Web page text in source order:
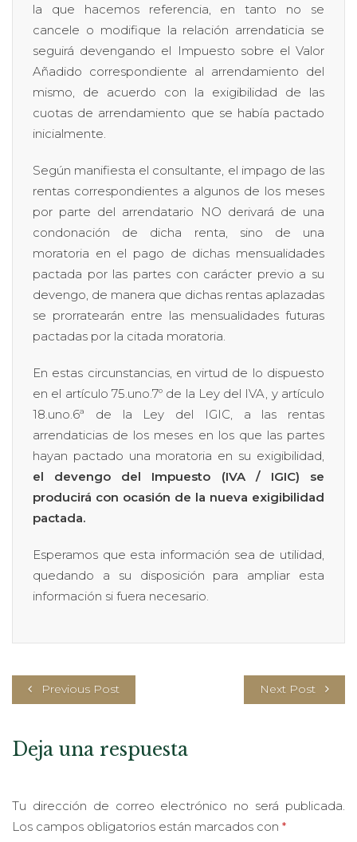
la que hacemos referencia, en tanto no se
cancele o modifique la relación arrendaticia se
seguirá devengando el Impuesto sobre el Valor
Añadido correspondiente al arrendamiento del
mismo, de acuerdo con la exigibilidad de las
cuotas de arrendamiento que se había pactado
inicialmente.
Según manifiesta el consultante, el impago de las
rentas correspondientes a algunos de los meses
por parte del arrendatario NO derivará de una
condonación de dicha renta, sino de una
moratoria en el pago de dichas mensualidades
pactada por las partes con carácter previo a su
devengo, de manera que dichas rentas aplazadas
se prorratearán entre las mensualidades futuras
pactadas por la citada moratoria.
En estas circunstancias, en virtud de lo dispuesto
en el artículo 75.uno.7º de la Ley del IVA, y artículo
18.uno.6ª de la Ley del IGIC, a las rentas
arrendaticias de los meses en los que las partes
hayan pactado una moratoria en su exigibilidad,
el devengo del Impuesto (IVA / IGIC) se
producirá con ocasión de la nueva exigibilidad
pactada.
Esperamos que esta información sea de utilidad,
quedando a su disposición para ampliar esta
información si fuera necesario.
Previous Post Next Post
Deja una respuesta
Tu dirección de correo electrónico no será publicada.
Los campos obligatorios están marcados con *